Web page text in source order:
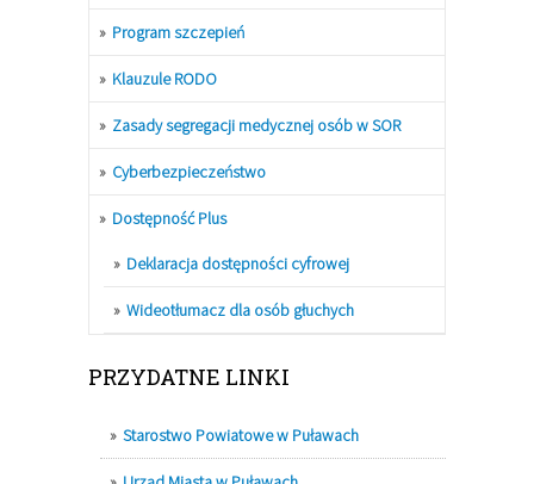
Program szczepień
Klauzule RODO
Zasady segregacji medycznej osób w SOR
Cyberbezpieczeństwo
Dostępność Plus
Deklaracja dostępności cyfrowej
Wideotłumacz dla osób głuchych
PRZYDATNE LINKI
Starostwo Powiatowe w Puławach